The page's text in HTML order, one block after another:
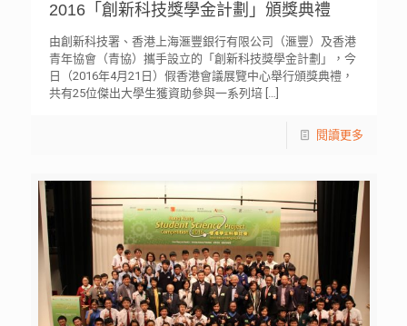
2016「創新科技獎學金計劃」頒獎典禮
由創新科技署、香港上海滙豐銀行有限公司（滙豐）及香港
青年協會（青協）攜手設立的「創新科技獎學金計劃」，今
日（2016年4月21日）假香港會議展覽中心舉行頒獎典禮，
共有25位傑出大學生獲資助參與一系列培[…]
閱讀更多